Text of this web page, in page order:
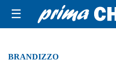
☰
BRANDIZZO